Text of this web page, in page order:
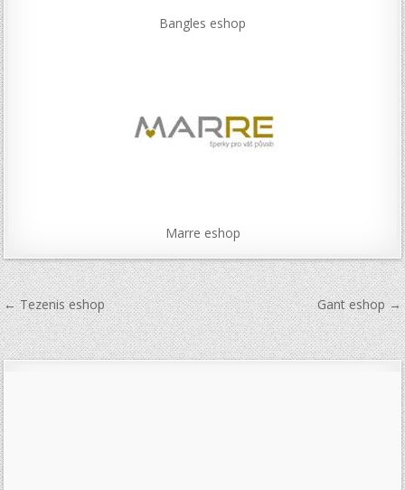
Bangles eshop
Marre eshop
Navigace
pro
příspěvek
← Tezenis eshop Gant eshop →